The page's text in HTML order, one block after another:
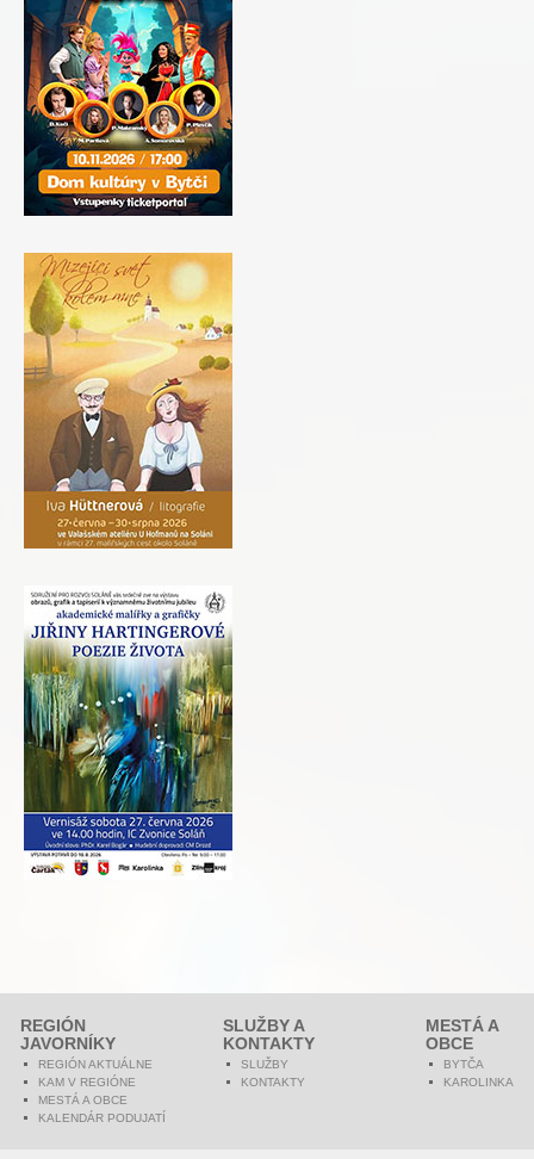
REGIÓN
JAVORNÍKY
REGIÓN AKTUÁLNE
KAM V REGIÓNE
MESTÁ A OBCE
KALENDÁR PODUJATÍ
SLUŽBY A
KONTAKTY
SLUŽBY
KONTAKTY
MESTÁ A
OBCE
BYTČA
KAROLINKA